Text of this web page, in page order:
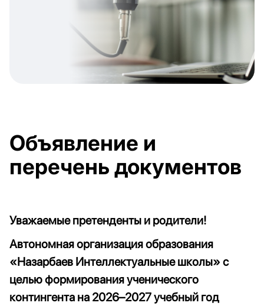
Объявление и
перечень документов
Уважаемые претенденты и родители!
Автономная организация образования
«Назарбаев Интеллектуальные школы» с
целью формирования ученического
контингента на 2026–2027 учебный год